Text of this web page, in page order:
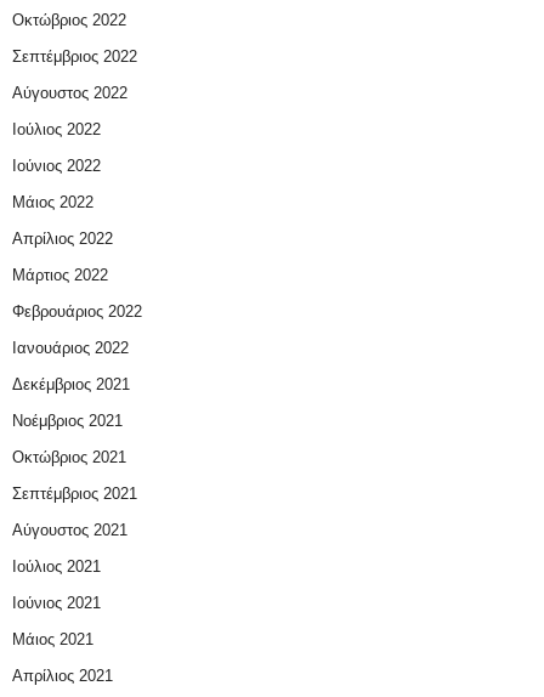
Οκτώβριος 2022
Σεπτέμβριος 2022
Αύγουστος 2022
Ιούλιος 2022
Ιούνιος 2022
Μάιος 2022
Απρίλιος 2022
Μάρτιος 2022
Φεβρουάριος 2022
Ιανουάριος 2022
Δεκέμβριος 2021
Νοέμβριος 2021
Οκτώβριος 2021
Σεπτέμβριος 2021
Αύγουστος 2021
Ιούλιος 2021
Ιούνιος 2021
Μάιος 2021
Απρίλιος 2021